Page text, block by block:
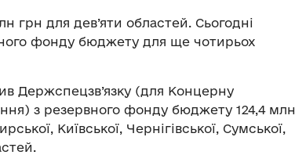
грн для дев’яти областей. Сьогодні
фонду бюджету для ще чотирьох
Держспецзв’язку (для Концерну
з резервного фонду бюджету 124,4 млн
Київської, Чернігівської, Сумської,